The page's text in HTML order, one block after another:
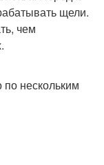
щели.
чем
нескольким